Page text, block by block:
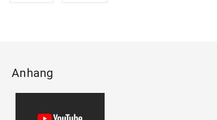
Anhang